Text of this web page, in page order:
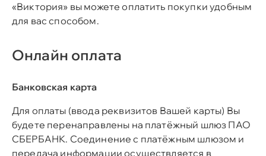
«Виктория» вы можете оплатить покупки удобным
для вас способом.
Онлайн оплата
Банковская карта
Для оплаты (ввода реквизитов Вашей карты) Вы
будете перенаправлены на платёжный шлюз ПАО
СБЕРБАНК. Соединение с платёжным шлюзом и
передача информации осуществляется в